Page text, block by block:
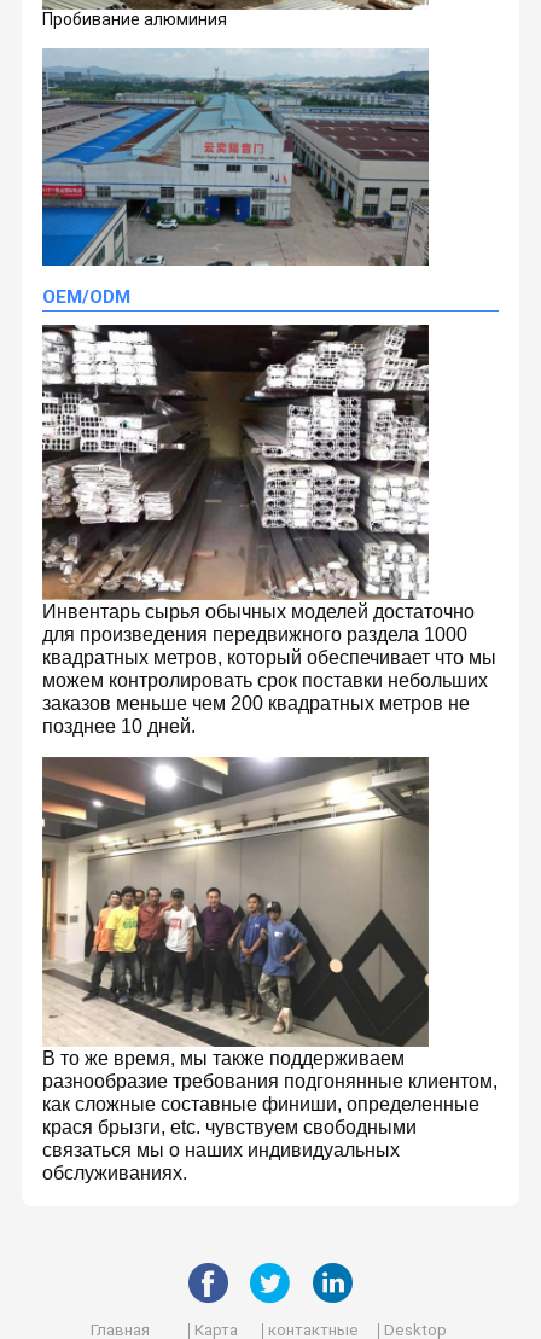
Продукты О Нас
Пробивание алюминия
OEM/ODM
Инвентарь сырья обычных моделей достаточно
для произведения передвижного раздела 1000
квадратных метров, который обеспечивает что мы
можем контролировать срок поставки небольших
заказов меньше чем 200 квадратных метров не
позднее 10 дней.
В то же время, мы также поддерживаем
разнообразие требования подгонянные клиентом,
как сложные составные финиши, определенные
крася брызги, etc. чувствуем свободными
связаться мы о наших индивидуальных
обслуживаниях.
перемещаемых перегородков и стеклянных стен,
которая может предоставлять услуги от
проектирования, поставки материалов до доставки и
Главная
Карта
контактные
Desktop